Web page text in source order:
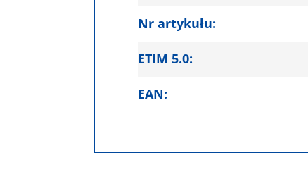
Nr artykułu:
ETIM 5.0:
EAN: